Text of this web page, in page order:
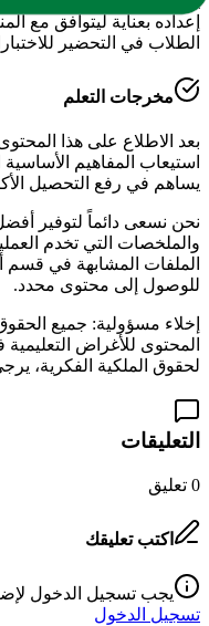
إعداده بعناية ليتوافق مع
الطلاب في التحضير
مخرجات التعلم
بعد الاطلاع على هذا
استيعاب المفاهيم
يساهم في رفع التحصيل
نحن نسعى دائماً لتوفير
والملخصات التي تخدم
الملفات المشابهة في قسم
للوصول إلى محتوى محدد.
إخلاء مسؤولية: جميع
المحتوى للأغراض
لحقوق الملكية الفكرية،
التعليقات
0 تعليق
اكتب تعليقك
يجب تسجيل الدخول
تسجيل الدخول